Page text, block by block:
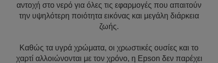
αντοχή στο νερό για όλες τις εφαρμογές που απαιτούν
την υψηλότερη ποιότητα εικόνας και μεγάλη διάρκεια
ζωής.
Καθώς τα υγρά χρώματα, οι χρωστικές ουσίες και το
χαρτί αλλοιώνονται με τον χρόνο, η Epson δεν παρέχει